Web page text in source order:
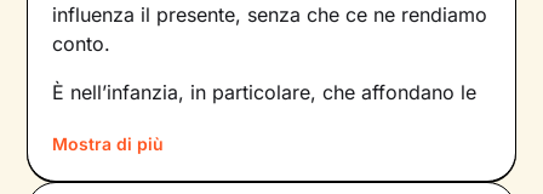
influenza il presente, senza che ce ne rendiamo
conto.
È nell’infanzia, in particolare, che affondano le
e agire: leesperienze vissute in famiglia
infatti, vengono apprese, memorizzate e
Mostra di più